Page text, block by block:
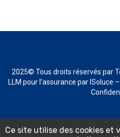
Ce site utilise des cookies et
2025© Tous droits réservés par
LLM pour l’assurance par ISoluce –